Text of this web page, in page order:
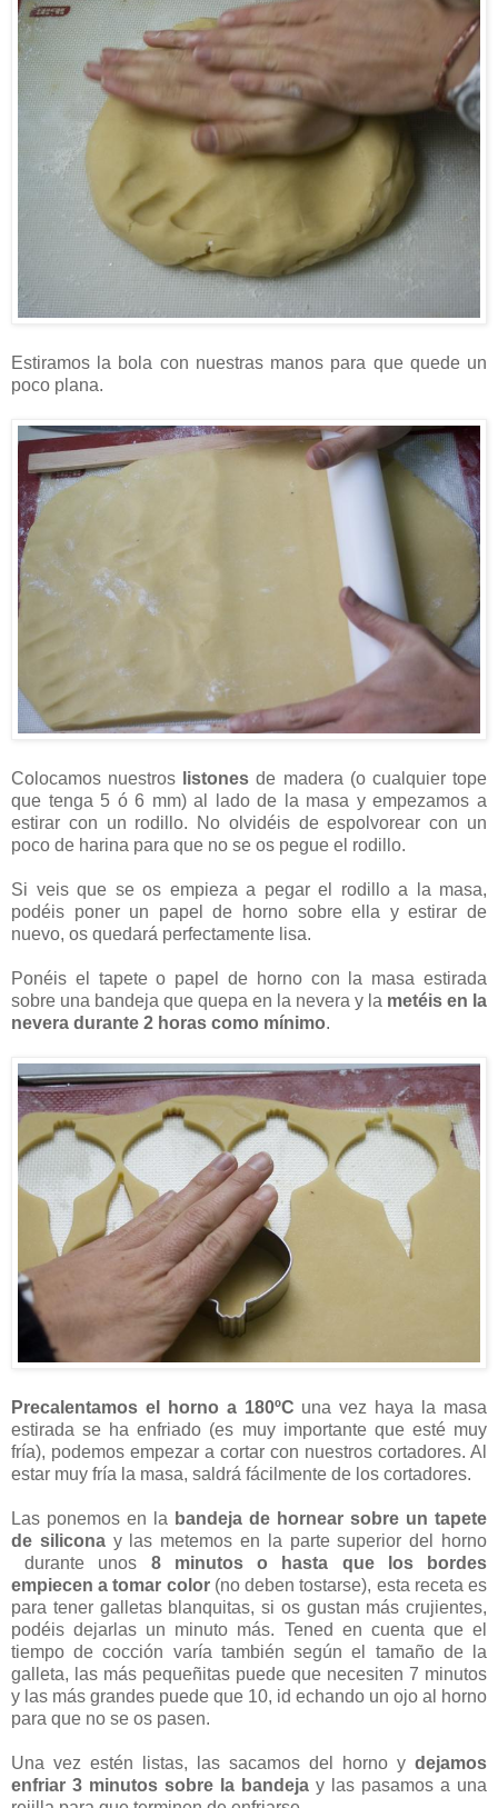
Estiramos la bola con nuestras manos para que quede un
poco plana.
Colocamos nuestros listones de madera (o cualquier tope
que tenga 5 ó 6 mm) al lado de la masa y empezamos a
estirar con un rodillo. No olvidéis de espolvorear con un
poco de harina para que no se os pegue el rodillo.
Si veis que se os empieza a pegar el rodillo a la masa,
podéis poner un papel de horno sobre ella y estirar de
nuevo, os quedará perfectamente lisa.
Ponéis el tapete o papel de horno con la masa estirada
sobre una bandeja que quepa en la nevera y la metéis en la
nevera durante 2 horas como mínimo.
Precalentamos el horno a 180ºC una vez haya la masa
estirada se ha enfriado (es muy importante que esté muy
fría), podemos empezar a cortar con nuestros cortadores. Al
estar muy fría la masa, saldrá fácilmente de los cortadores.
Las ponemos en la bandeja de hornear sobre un tapete
de siliconay las metemos en la parte superior del horno
durante unos 8 minutos o hasta que los bordes
empiecen a tomar color(no deben tostarse), esta receta es
para tener galletas blanquitas, si os gustan más crujientes,
podéis dejarlas un minuto más. Tened en cuenta que el
tiempo de cocción varía también según el tamaño de la
galleta, las más pequeñitas puede que necesiten 7 minutos
y las más grandes puede que 10, id echando un ojo al horno
para que no se os pasen.
Una vez estén listas, las sacamos del horno y dejamos
enfriar 3 minutos sobre la bandeja y las pasamos a una